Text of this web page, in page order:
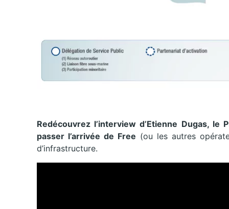
Redécouvrez l’interview d’Etienne Dugas,
passer l’arrivée de Free (ou les autres
d’infrastructure.